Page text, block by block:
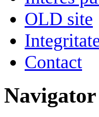
OLD site
Contact
Navigator